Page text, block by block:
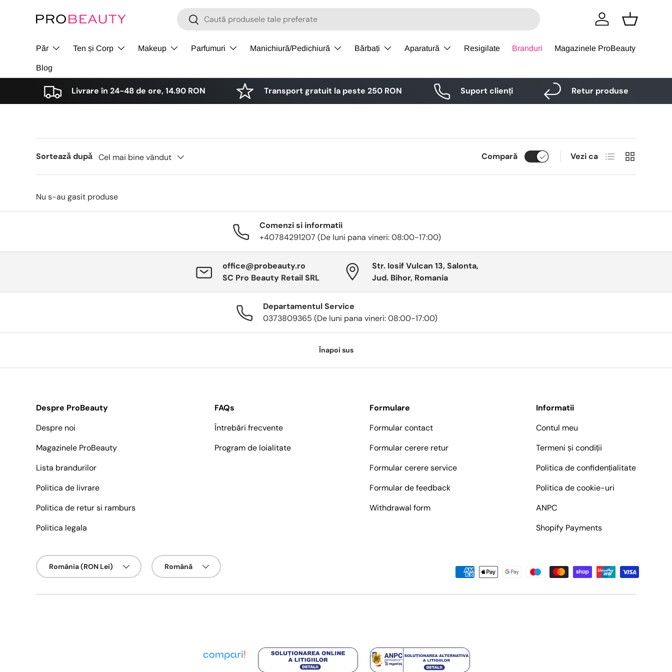
Sari la conținut
Cǎutare
Cǎutare Logare Cos
Păr Ten și Corp Makeup Parfumuri Manichiură/Pedichiură Bărbați Aparatură Resigilate Branduri Magazinele ProBeauty
Blog
Livrare în 24-48 de ore, 14.90 RON Transport gratuit la peste 250 RON Suport clienți Retur produse
Sorteazǎ dupǎ Cel mai bine vândut Compară Vezi ca Lista Grid
Nu s-au gasit produse
Comenzi si informatii
+40784291207 (De luni pana vineri: 08:00-17:00)
office@probeauty.ro
SC Pro Beauty Retail SRL
Str. Iosif Vulcan 13, Salonta,
Jud. Bihor, Romania
Departamentul Service
0373809365 (De luni pana vineri: 08:00-17:00)
Înapoi sus
Despre ProBeauty
Despre noi
Magazinele ProBeauty
Lista brandurilor
Politica de livrare
Politica de retur si ramburs
Politica legala
FAQs
Întrebări frecvente
Program de loialitate
Formulare
Formular contact
Formular cerere retur
Formular cerere service
Formular de feedback
Withdrawal form
Informatii
Contul meu
Termeni și condiții
Politica de confidențialitate
Politica de cookie-uri
ANPC
Shopify Payments
Țarǎ/Regiune
România (RON Lei)
Limbā
Română